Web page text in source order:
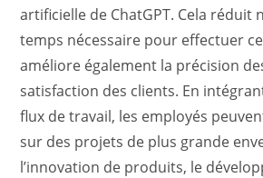
artificielle de ChatGPT. Cela réduit
temps nécessaire pour effectuer
améliore également la précision
satisfaction des clients. En
flux de travail, les employés
sur des projets de plus grande
l’innovation de produits, le